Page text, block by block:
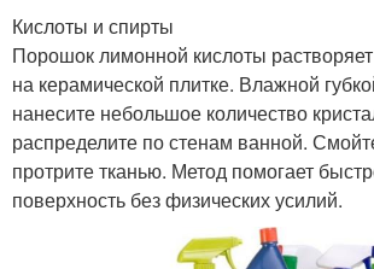
Кислоты и спирты
Порошок лимонной кислоты
на керамической плитке. Влажной
нанесите небольшое количество
распределите по стенам ванной.
протрите тканью. Метод помогает
поверхность без физических усилий.